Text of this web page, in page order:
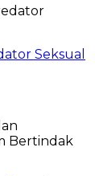
Seksual